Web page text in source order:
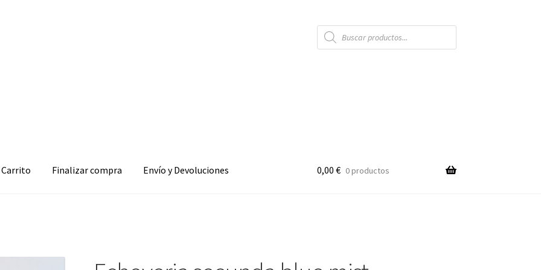
Búsqueda
de
productos
Carrito Finalizar compra Envío y Devoluciones 0,00 € 0 productos